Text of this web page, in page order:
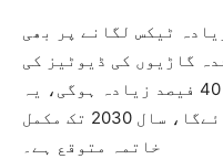
کی نسبت 40 فیصد زیادہ ٹیکس لگانے پر بھی
گاڑیوں کی ڈیوٹیز کی
مجموعی شرح نئی گاڑیوں سے 40 فیصد زیادہ ہوگی، یہ
فرق ہر سال 10 فیصد کم کیا جائےگا، سال 2030 تک مکمل
خاتمہ متوقع ہے۔